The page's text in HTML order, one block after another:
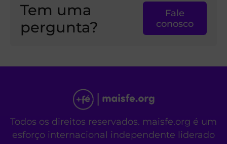
Tem uma
pergunta?
Fale
conosco
Todos os direitos reservados. maisfe.org é um
esforço internacional independente liderado